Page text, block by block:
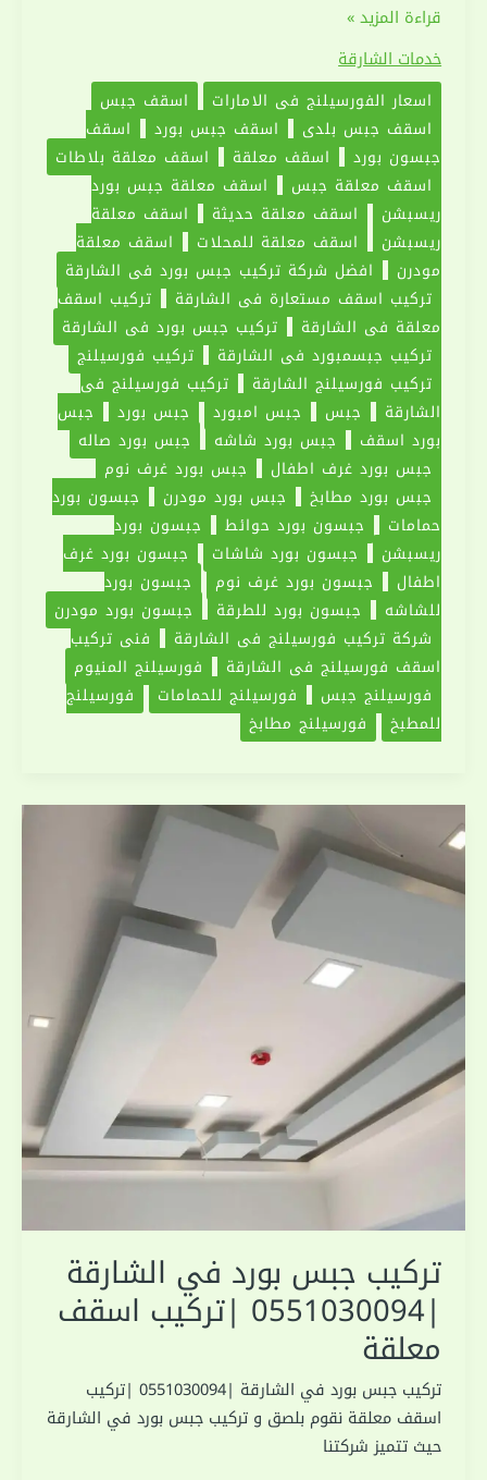
تركيب
فورسيلنج
في
الشارقة
|0551030094|
اسقف
معلقة
قراءة المزيد »
خدمات الشارقة
اسعار الفورسيلنج في الامارات
اسقف جبس
اسقف جبس بلدي
اسقف جبس بورد
اسقف
جبسون بورد
اسقف معلقة
اسقف معلقة بلاطات
اسقف معلقة جبس
اسقف معلقة جبس بورد
ريسبشن
اسقف معلقة حديثة
اسقف معلقة
ريسبشن
اسقف معلقة للمحلات
اسقف معلقة
مودرن
افضل شركة تركيب جبس بورد في الشارقة
تركيب اسقف مستعارة في الشارقة
تركيب اسقف
معلقة في الشارقة
تركيب جبس بورد في الشارقة
تركيب جبسمبورد في الشارقة
تركيب فورسيلنج
تركيب فورسيلنج الشارقة
تركيب فورسيلنج في
الشارقة
جبس جبس امبورد جبس بورد
جبس
بورد اسقف
جبس بورد شاشه
جبس بورد صاله
جبس بورد غرف اطفال
جبس بورد غرف نوم
جبس بورد مطابخ
جبس بورد مودرن
جبسون بورد
حمامات
جبسون بورد حوائط
جبسون بورد
ريسبشن
جبسون بورد شاشات
جبسون بورد غرف
اطفال
جبسون بورد غرف نوم
جبسون بورد
للشاشه
جبسون بورد للطرقة
جبسون بورد مودرن
شركة تركيب فورسيلنج في الشارقة
فني تركيب
اسقف فورسيلنج في الشارقة
فورسيلنج المنيوم
فورسيلنج جبس
فورسيلنج للحمامات
فورسيلنج
للمطبخ
فورسيلنج مطابخ
تركيب جبس بورد في الشارقة
|0551030094 |تركيب اسقف
معلقة
تركيب جبس بورد في الشارقة |0551030094 |تركيب
اسقف معلقة نقوم بلصق و تركيب جبس بورد في الشارقة
حيث تتميز شركتنا